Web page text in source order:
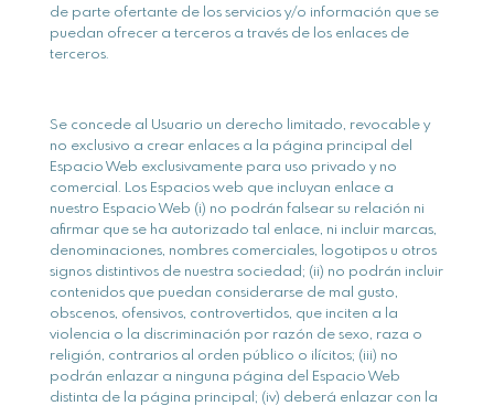
de parte ofertante de los servicios y/o información que se
puedan ofrecer a terceros a través de los enlaces de
terceros.
Se concede al Usuario un derecho limitado, revocable y
no exclusivo a crear enlaces a la página principal del
Espacio Web exclusivamente para uso privado y no
comercial. Los Espacios web que incluyan enlace a
nuestro Espacio Web (i) no podrán falsear su relación ni
afirmar que se ha autorizado tal enlace, ni incluir marcas,
denominaciones, nombres comerciales, logotipos u otros
signos distintivos de nuestra sociedad; (ii) no podrán incluir
contenidos que puedan considerarse de mal gusto,
obscenos, ofensivos, controvertidos, que inciten a la
violencia o la discriminación por razón de sexo, raza o
religión, contrarios al orden público o ilícitos; (iii) no
podrán enlazar a ninguna página del Espacio Web
distinta de la página principal; (iv) deberá enlazar con la